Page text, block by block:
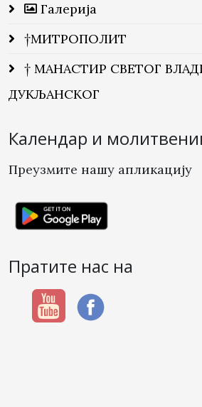
Галерија
†МИТРОПОЛИТ
† МАНАСТИР СВЕТОГ
ДУКЉАНСКОГ
Календар и
Преузмите нашу апликацију
Пратите нас на